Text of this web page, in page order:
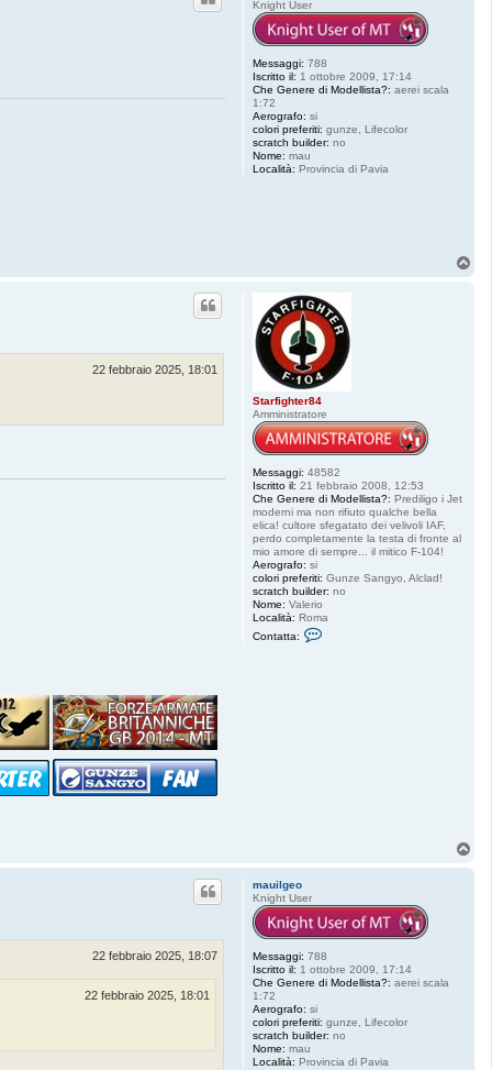
Knight User
Messaggi: 788
Iscritto il: 1 ottobre 2009, 17:14
Che Genere di Modellista?: aerei scala
1:72
Aerografo: si
colori preferiti: gunze, Lifecolor
scratch builder: no
Nome: mau
Località: Provincia di Pavia
Starfighter84
Amministratore
Messaggi: 48582
Iscritto il: 21 febbraio 2008, 12:53
Che Genere di Modellista?: Prediligo i Jet
moderni ma non rifiuto qualche bella
elica! cultore sfegatato dei velivoli IAF,
perdo completamente la testa di fronte al
mio amore di sempre... il mitico F-104!
Aerografo: si
colori preferiti: Gunze Sangyo, Alclad!
scratch builder: no
Nome: Valerio
Località: Roma
Contatta:
r
22 febbraio 2025, 18:01
mauilgeo
Knight User
Messaggi: 788
Iscritto il: 1 ottobre 2009, 17:14
Che Genere di Modellista?: aerei scala
1:72
Aerografo: si
colori preferiti: gunze, Lifecolor
scratch builder: no
Nome: mau
Località: Provincia di Pavia
22 febbraio 2025, 18:07
22 febbraio 2025, 18:01